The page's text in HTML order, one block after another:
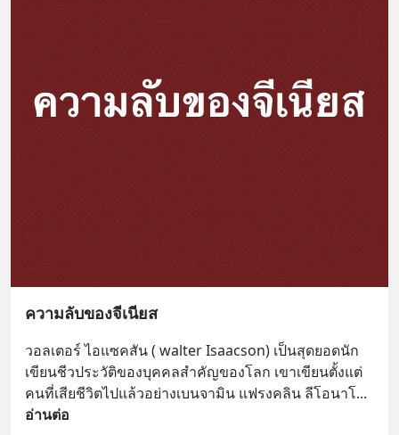
ความลับของจีเนียส
วอลเตอร์ ไอแซคสัน ( walter Isaacson) เป็นสุดยอดนัก
เขียนชีวประวัติของบุคคลสำคัญของโลก เขาเขียนตั้งแต่
คนที่เสียชีวิตไปแล้วอย่างเบนจามิน แฟรงคลิน ลีโอนาโ
อ่านต่อ